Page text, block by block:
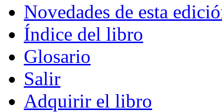
Novedades de esta
Índice del libro
Glosario
Salir
Adquirir el libro